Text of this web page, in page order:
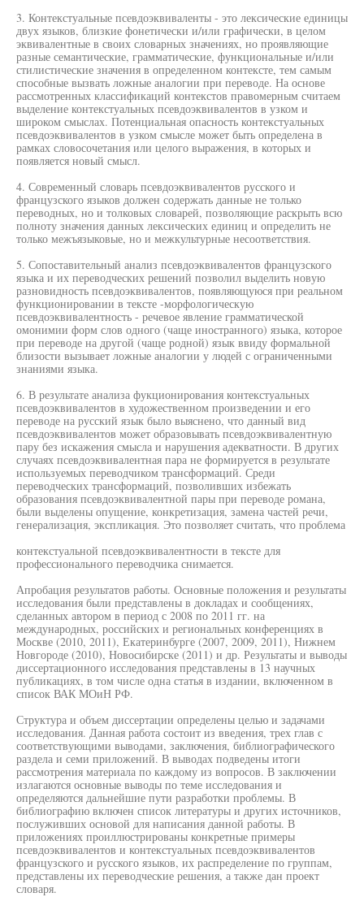
3. Контекстуальные псевдоэквиваленты - это лексические единицы
двух языков, близкие фонетически и/или графически, в целом
эквивалентные в своих словарных значениях, но проявляющие
разные семантические, грамматические, функциональные и/или
стилистические значения в определенном контексте, тем самым
способные вызвать ложные аналогии при переводе. На основе
рассмотренных классификаций контекстов правомерным считаем
выделение контекстуальных псевдоэквивалентов в узком и
широком смыслах. Потенциальная опасность контекстуальных
псевдоэквивалентов в узком смысле может быть определена в
рамках словосочетания или целого выражения, в которых и
появляется новый смысл.
4. Современный словарь псевдоэквивалентов русского и
французского языков должен содержать данные не только
переводных, но и толковых словарей, позволяющие раскрыть всю
полноту значения данных лексических единиц и определить не
только межъязыковые, но и межкультурные несоответствия.
5. Сопоставительный анализ псевдоэквивалентов французского
языка и их переводческих решений позволил выделить новую
разновидность псевдоэквивалентов, появляющуюся при реальном
функционировании в тексте -морфологическую
псевдоэквивалентность - речевое явление грамматической
омонимии форм слов одного (чаще иностранного) языка, которое
при переводе на другой (чаще родной) язык ввиду формальной
близости вызывает ложные аналогии у людей с ограниченными
знаниями языка.
6. В результате анализа фукционирования контекстуальных
псевдоэквивалентов в художественном произведении и его
переводе на русский язык было выяснено, что данный вид
псевдоэквивалентов может образовывать псевдоэквивалентную
пару без искажения смысла и нарушения адекватности. В других
случаях псевдоэквивалентная пара не формируется в результате
используемых переводчиком трансформаций. Среди
переводческих трансформаций, позволивших избежать
образования псевдоэквивалентной пары при переводе романа,
были выделены опущение, конкретизация, замена частей речи,
генерализация, экспликация. Это позволяет считать, что проблема
контекстуальной псевдоэквивалентности в тексте для
профессионального переводчика снимается.
Апробация результатов работы. Основные положения и результаты
исследования были представлены в докладах и сообщениях,
сделанных автором в период с 2008 по 2011 гг. на
международных, российских и региональных конференциях в
Москве (2010, 2011), Екатеринбурге (2007, 2009, 2011), Нижнем
Новгороде (2010), Новосибирске (2011) и др. Результаты и выводы
диссертационного исследования представлены в 13 научных
публикациях, в том числе одна статья в издании, включенном в
список ВАК МОиН РФ.
Структура и объем диссертации определены целью и задачами
исследования. Данная работа состоит из введения, трех глав с
соответствующими выводами, заключения, библиографического
раздела и семи приложений. В выводах подведены итоги
рассмотрения материала по каждому из вопросов. В заключении
излагаются основные выводы по теме исследования и
определяются дальнейшие пути разработки проблемы. В
библиографию включен список литературы и других источников,
послуживших основой для написания данной работы. В
приложениях проиллюстрированы конкретные примеры
псевдоэквивалентов и контекстуальных псевдоэквивалентов
французского и русского языков, их распределение по группам,
представлены их переводческие решения, а также дан проект
словаря.